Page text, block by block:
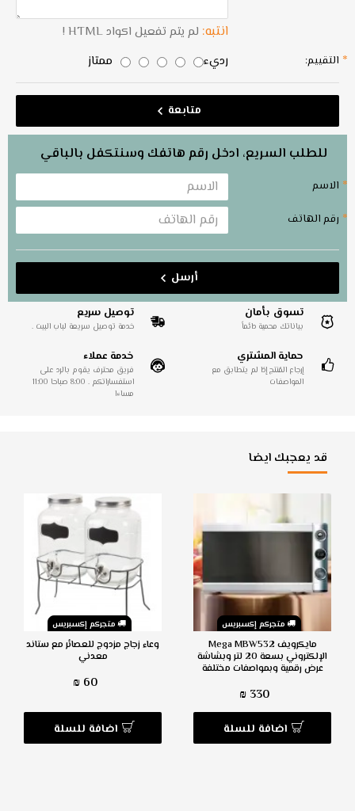
انتبه: لم يتم تفعيل اكواد HTML !
التقييم: رديء ممتاز
متابعة
للطلب السريع، ادخل رقم هاتفك وسنتكفل بالباقي
الاسم
رقم الهاتف
أرسل
تسوق بأمان
بياناتك محمية دائماً
توصيل سريع
خدمة توصيل سريعة لباب البيت .
حماية المشتري
إرجاع المُنتج إذا لم يتطابق مع
المواصفات
خدمة عملاء
فريق محترف يقوم بالرد على
استفساراتكم . 8:00 صباحا 11:00
مساءا
قد يعجبك ايضا
متجركم إكسبريس
مايكرويف Mega MBW532
الإلكتروني بسعة 20 لتر وبشاشة
عرض رقمية وبمواصفات مختلفة
330 ₪
اضافة للسلة
متجركم إكسبريس
وعاء زجاج مزدوج للعصائر مع ستاند
معدني
60 ₪
اضافة للسلة